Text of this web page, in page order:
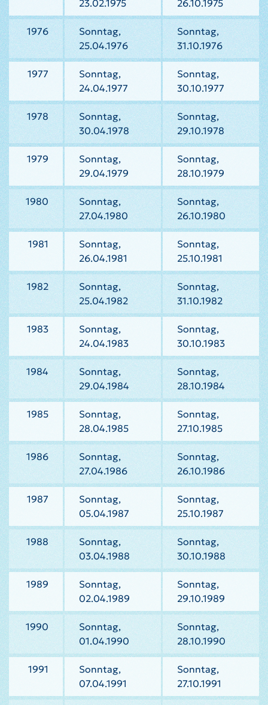
23.02.1975 26.10.1975
1976
Sonntag,
25.04.1976
Sonntag,
31.10.1976
1977
Sonntag,
24.04.1977
Sonntag,
30.10.1977
1978
Sonntag,
30.04.1978
Sonntag,
29.10.1978
1979
Sonntag,
29.04.1979
Sonntag,
28.10.1979
1980
Sonntag,
27.04.1980
Sonntag,
26.10.1980
1981
Sonntag,
26.04.1981
Sonntag,
25.10.1981
1982
Sonntag,
25.04.1982
Sonntag,
31.10.1982
1983
Sonntag,
24.04.1983
Sonntag,
30.10.1983
1984
Sonntag,
29.04.1984
Sonntag,
28.10.1984
1985
Sonntag,
28.04.1985
Sonntag,
27.10.1985
1986
Sonntag,
27.04.1986
Sonntag,
26.10.1986
1987
Sonntag,
05.04.1987
Sonntag,
25.10.1987
1988
Sonntag,
03.04.1988
Sonntag,
30.10.1988
1989
Sonntag,
02.04.1989
Sonntag,
29.10.1989
1990
Sonntag,
01.04.1990
Sonntag,
28.10.1990
1991
Sonntag,
07.04.1991
Sonntag,
27.10.1991